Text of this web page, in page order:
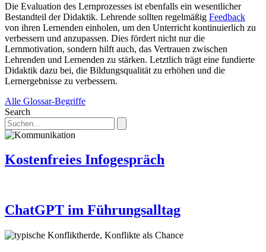
Die Evaluation des Lernprozesses ist ebenfalls ein wesentlicher
Bestandteil der Didaktik. Lehrende sollten regelmäßig Feedback
von ihren Lernenden einholen, um den Unterricht kontinuierlich zu
verbessern und anzupassen. Dies fördert nicht nur die
Lernmotivation, sondern hilft auch, das Vertrauen zwischen
Lehrenden und Lernenden zu stärken. Letztlich trägt eine fundierte
Didaktik dazu bei, die Bildungsqualität zu erhöhen und die
Lernergebnisse zu verbessern.
Alle Glossar-Begriffe
Search
Kostenfreies Infogespräch
ChatGPT im Führungsalltag